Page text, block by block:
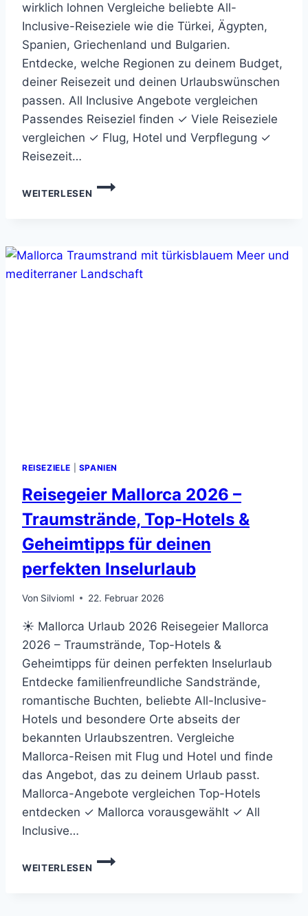
wirklich lohnen Vergleiche beliebte All-
Inclusive-Reiseziele wie die Türkei, Ägypten,
Spanien, Griechenland und Bulgarien.
Entdecke, welche Regionen zu deinem Budget,
deiner Reisezeit und deinen Urlaubswünschen
passen. All Inclusive Angebote vergleichen
Passendes Reiseziel finden ✓ Viele Reiseziele
vergleichen ✓ Flug, Hotel und Verpflegung ✓
Reisezeit…
WEITERLESEN
ALL
SICH
2026
REISEZIELE SPANIEN
Reisegeier Mallorca 2026 –
Traumstrände, Top-Hotels &
Geheimtipps für deinen
perfekten Inselurlaub
Von Silvioml 22. Februar 2026
☀ Mallorca Urlaub 2026 Reisegeier Mallorca
2026 – Traumstrände, Top-Hotels &
Geheimtipps für deinen perfekten Inselurlaub
Entdecke familienfreundliche Sandstrände,
romantische Buchten, beliebte All-Inclusive-
Hotels und besondere Orte abseits der
bekannten Urlaubszentren. Vergleiche
Mallorca-Reisen mit Flug und Hotel und finde
das Angebot, das zu deinem Urlaub passt.
Mallorca-Angebote vergleichen Top-Hotels
entdecken ✓ Mallorca vorausgewählt ✓ All
Inclusive…
WEITERLESEN
REISEGEIER